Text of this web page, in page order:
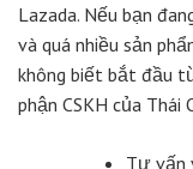
Lazada. Nếu bạn
và quá nhiều sản
không biết bắt đầu
phận CSKH của Thái
Tư vấn